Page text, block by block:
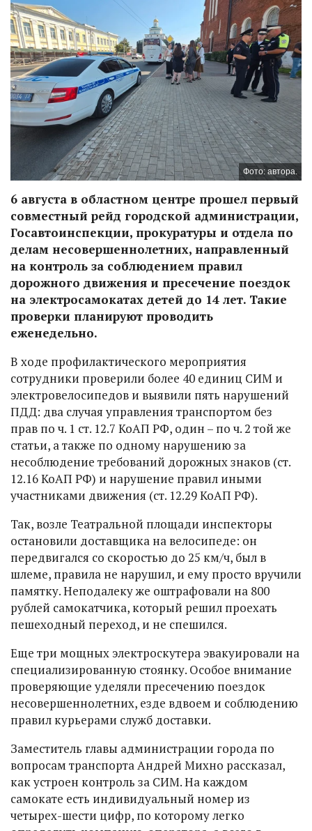
Фото: автора.
6 августа в областном центре прошел первый
совместный рейд городской администрации,
Госавтоинспекции, прокуратуры и отдела по
делам несовершеннолетних, направленный
на контроль за соблюдением правил
дорожного движения и пресечение поездок
на электросамокатах детей до 14 лет. Такие
проверки планируют проводить
еженедельно.
В ходе профилактического мероприятия
сотрудники проверили более 40 единиц СИМ и
электровелосипедов и выявили пять нарушений
ПДД: два случая управления транспортом без
прав по ч. 1 ст. 12.7 КоАП РФ, один – по ч. 2 той же
статьи, а также по одному нарушению за
несоблюдение требований дорожных знаков (ст.
12.16 КоАП РФ) и нарушение правил иными
участниками движения (ст. 12.29 КоАП РФ).
Так, возле Театральной площади инспекторы
остановили доставщика на велосипеде: он
передвигался со скоростью до 25 км/ч, был в
шлеме, правила не нарушил, и ему просто вручили
памятку. Неподалеку же оштрафовали на 800
рублей самокатчика, который решил проехать
пешеходный переход, и не спешился.
Еще три мощных электроскутера эвакуировали на
специализированную стоянку. Особое внимание
проверяющие уделяли пресечению поездок
несовершеннолетних, езде вдвоем и соблюдению
правил курьерами служб доставки.
Заместитель главы администрации города по
вопросам транспорта Андрей Михно рассказал,
как устроен контроль за СИМ. На каждом
самокате есть индивидуальный номер из
четырех-шести цифр, по которому легко